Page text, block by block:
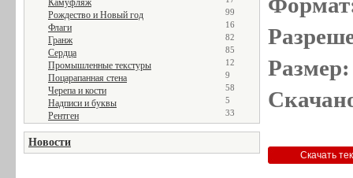
Камуфляж
Рождество и Новый год 99
Флаги 16
Гранж 82
Сердца 85
Промышленные текстуры 12
Поцарапанная стена 9
Черепа и кости 58
Надписи и буквы 5
Рентген 33
Новости